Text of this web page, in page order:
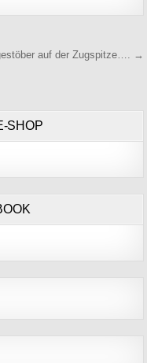
auf der Zugspitze…. →
SHOP